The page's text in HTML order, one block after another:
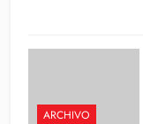
ARCHIVO